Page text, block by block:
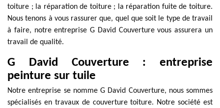
toiture ; la réparation de toiture ; la réparation fuite de toiture.
Nous tenons à vous rassurer que, quel que soit le type de travail
à faire, notre entreprise G David Couverture vous assurera un
travail de qualité.
G David Couverture : entreprise
peinture sur tuile
Notre entreprise se nomme G David Couverture, nous sommes
spécialisés en travaux de couverture toiture. Notre société est